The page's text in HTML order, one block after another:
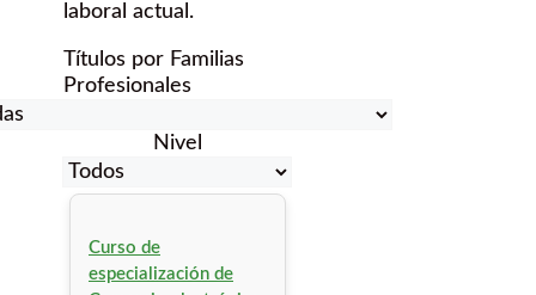
laboral actual.
Títulos por Familias
Profesionales
Nivel
Curso de
especialización de